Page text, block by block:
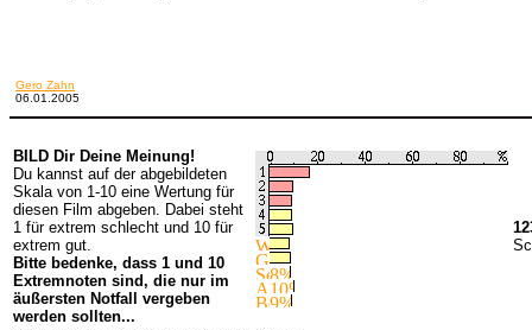
Gero Zahn
06.01.2005
BILD Dir Deine Meinung!
Du kannst auf der abgebildeten
Skala von 1-10 eine Wertung für
diesen Film abgeben. Dabei steht
1 für extrem schlecht und 10 für
extrem gut.
Bitte bedenke, dass 1 und 10
Extremnoten sind, die nur im
äußersten Notfall vergeben
werden sollten...